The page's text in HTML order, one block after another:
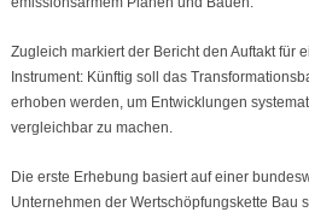
Zugleich markiert der Bericht den Auftakt für
Instrument: Künftig soll das
erhoben werden, um Entwicklungen
vergleichbar zu machen.
Die erste Erhebung basiert auf einer
Unternehmen der Wertschöpfungskette Bau